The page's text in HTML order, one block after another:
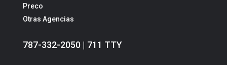
Preco
Otras Agencias
787-332-2050 | 711 TTY